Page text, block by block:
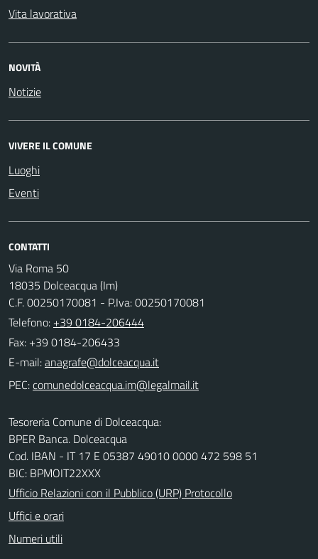
Vita lavorativa
NOVITÀ
Notizie
VIVERE IL COMUNE
Luoghi
Eventi
CONTATTI
Via Roma 50
18035 Dolceacqua (Im)
C.F. 00250170081 - P.Iva: 00250170081
Telefono: +39 0184-206444
Fax: +39 0184-206433
E-mail:
PEC:
Tesoreria Comune di Dolceacqua:
BPER Banca. Dolceacqua
Cod. IBAN - IT 17 E 05387 49010 0000 472 598 51
BIC: BPMOIT22XXX
Ufficio Relazioni con il Pubblico (URP) Protocollo
Uffici e orari
Numeri utili